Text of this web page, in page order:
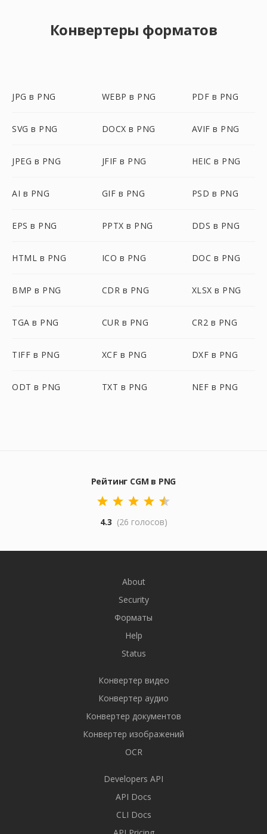
Конвертеры форматов
JPG в PNG WEBP в PNG PDF в PNG
SVG в PNG DOCX в PNG AVIF в PNG
JPEG в PNG JFIF в PNG HEIC в PNG
AI в PNG GIF в PNG PSD в PNG
EPS в PNG PPTX в PNG DDS в PNG
HTML в PNG ICO в PNG DOC в PNG
BMP в PNG CDR в PNG XLSX в PNG
TGA в PNG CUR в PNG CR2 в PNG
TIFF в PNG XCF в PNG DXF в PNG
ODT в PNG TXT в PNG NEF в PNG
Рейтинг CGM в PNG
4.3 (26 голосов)
About
Security
Форматы
Help
Status
Конвертер видео
Конвертер аудио
Конвертер документов
Конвертер изображений
OCR
Developers API
API Docs
CLI Docs